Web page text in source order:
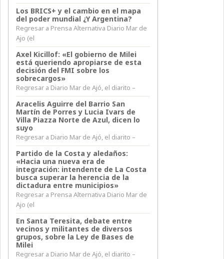
Los BRICS+ y el cambio en el mapa
del poder mundial ¿Y Argentina?
Regresar a Prensa Alternativa Diario Mar de
Ajo (el
Axel Kicillof: «El gobierno de Milei
está queriendo apropiarse de esta
decisión del FMI sobre los
sobrecargos»
Regresar a Diario Mar de Ajó, el diarito –
Aracelis Aguirre del Barrio San
Martín de Porres y Lucia Ivars de
Villa Piazza Norte de Azul, dicen lo
suyo
Regresar a Diario Mar de Ajó, el diarito –
Partido de la Costa y aledaños:
«Hacia una nueva era de
integración: intendente de La Costa
busca superar la herencia de la
dictadura entre municipios»
Regresar a Prensa Alternativa Diario Mar de
Ajo (el
En Santa Teresita, debate entre
vecinos y militantes de diversos
grupos, sobre la Ley de Bases de
Milei
Regresar a Diario Mar de Ajó, el diarito –